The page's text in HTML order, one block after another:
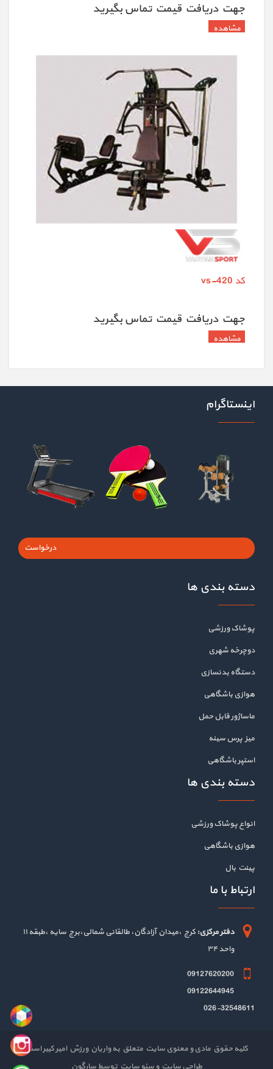
جهت دريافت قيمت تماس بگيريد
کد vs-420
جهت دريافت قيمت تماس بگيريد
اینستاگرام
درخواست
دسته بندی ها
پوشاک ورزشی
دوچرخه شهری
دستگاه بدنسازی
هوازی باشگاهی
ماساژور قابل حمل
میز پرس سینه
استپر باشگاهی
دسته بندی ها
انواع پوشاک ورزشی
هوازی باشگاهی
پینت بال
ارتباط با ما
دفتر مرکزی:
کرج ،میدان آزادگان، طالقانی شمالی،برج سایه ،طبقه ۱۱
واحد ۳۴
09127620200
09122644945
026-32548611
کلیه حقوق مادی و معنوی سایت متعلق به واریان ورزش امیر کبیر است
طراحی سایتو سئو سایتتوسط سارگون